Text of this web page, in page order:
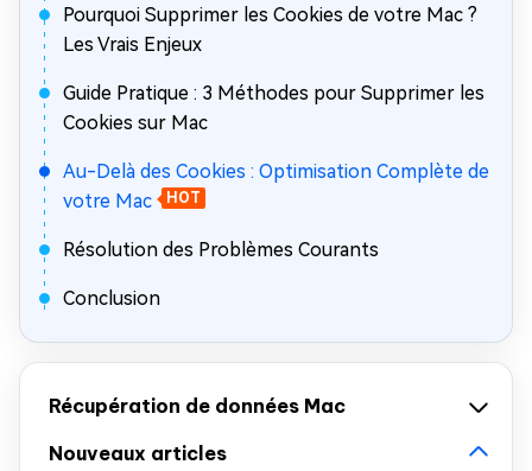
Pourquoi Supprimer les Cookies de votre Mac ?
Les Vrais Enjeux
Guide Pratique : 3 Méthodes pour Supprimer les
Cookies sur Mac
Au-Delà des Cookies : Optimisation Complète de
votre Mac
HOT
Résolution des Problèmes Courants
Conclusion
Récupération de données Mac
Nouveaux articles